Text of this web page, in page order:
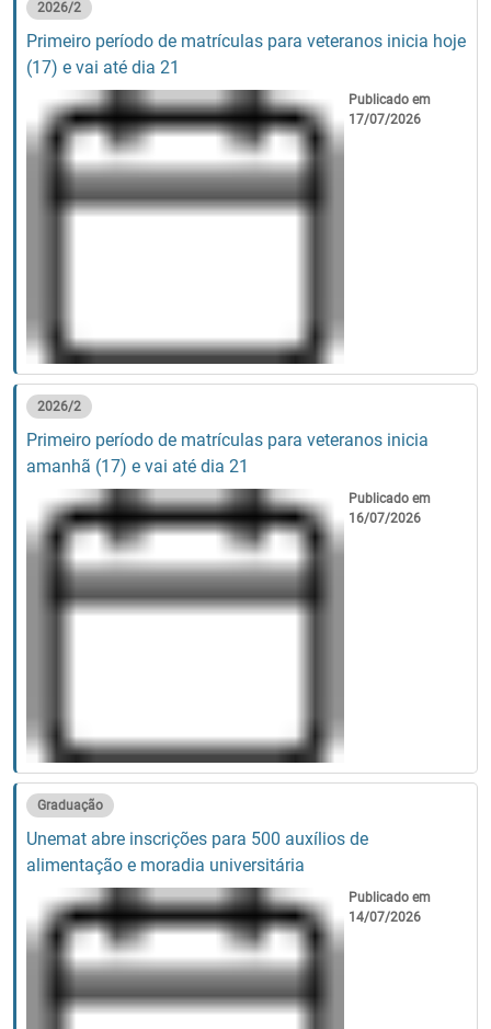
2026/2
Primeiro período de matrículas para veteranos inicia hoje
(17) e vai até dia 21
Publicado em
17/07/2026
2026/2
Primeiro período de matrículas para veteranos inicia
amanhã (17) e vai até dia 21
Publicado em
16/07/2026
Graduação
Unemat abre inscrições para 500 auxílios de
alimentação e moradia universitária
Publicado em
14/07/2026